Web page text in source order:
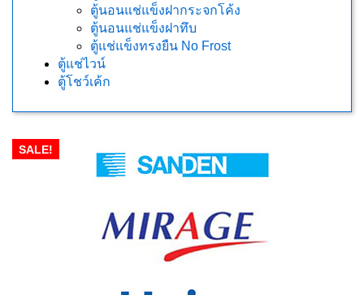
ตู้นอนแช่แข็งฝากระจกโค้ง
ตู้นอนแช่แข็งฝาทึบ
ตู้แช่แข็งทรงยืน No Frost
ตู้แช่ไวน์
ตู้โชว์เค้ก
SALE!